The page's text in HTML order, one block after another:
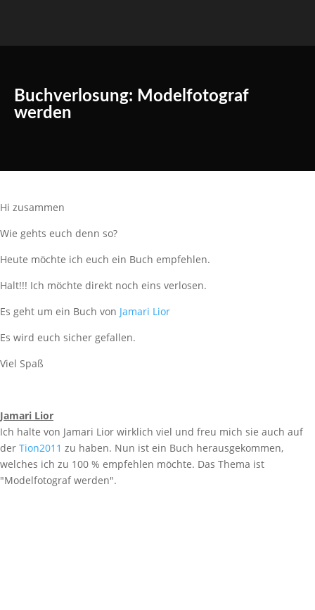
Buchverlosung: Modelfotograf
werden
Hi zusammen
Wie gehts euch denn so?
Heute möchte ich euch ein Buch empfehlen.
Halt!!! Ich möchte direkt noch eins verlosen.
Es geht um ein Buch von Jamari Lior
Es wird euch sicher gefallen.
Viel Spaß
Jamari Lior
Ich halte von Jamari Lior wirklich viel und freu mich sie auch auf
der Tion2011 zu haben. Nun ist ein Buch herausgekommen,
welches ich zu 100 % empfehlen möchte. Das Thema ist
"Modelfotograf werden".